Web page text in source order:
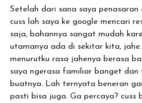
Setelah dari sana saya penasaran
cuss lah saya ke google mencari
saja, bahannya sangat mudah
utamanya ada di sekitar kita,
menurutku rasa jahenya berasa
saya ngerasa familiar banget dan
buatnya. Lah ternyata beneran
pasti bisa juga. Ga percaya? cuss